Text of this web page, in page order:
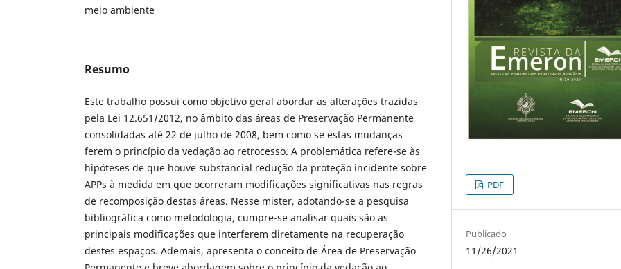
meio ambiente
Resumo
Este trabalho possui como objetivo geral abordar as alterações trazidas
pela Lei 12.651/2012, no âmbito das áreas de Preservação Permanente
consolidadas até 22 de julho de 2008, bem como se estas mudanças
ferem o princípio da vedação ao retrocesso. A problemática refere-se às
hipóteses de que houve substancial redução da proteção incidente sobre
APPs à medida em que ocorreram modificações significativas nas regras
de recomposição destas áreas. Nesse mister, adotando-se a pesquisa
bibliográfica como metodologia, cumpre-se analisar quais são as
principais modificações que interferem diretamente na recuperação
destes espaços. Ademais, apresenta o conceito de Área de Preservação
PDF
Publicado
11/26/2021